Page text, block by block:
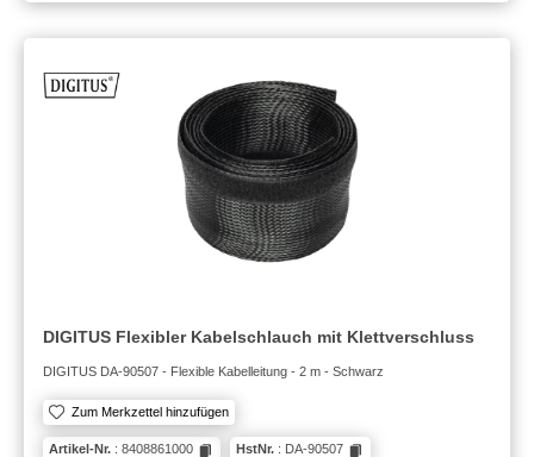
DIGITUS Flexibler Kabelschlauch mit Klettverschluss
DIGITUS DA-90507 - Flexible Kabelleitung - 2 m - Schwarz
Zum Merkzettel hinzufügen
Artikel-Nr. : 8408861000 HstNr. : DA-90507